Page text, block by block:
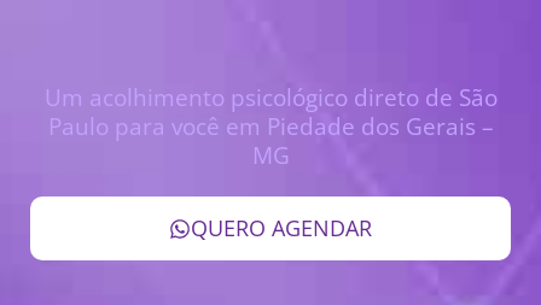
Um acolhimento psicológico direto de São
Paulo para você em Piedade dos Gerais –
MG
QUERO AGENDAR